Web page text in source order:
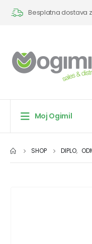
Besplatna dostava
Moj Ogimil
SHOP DIPLO,